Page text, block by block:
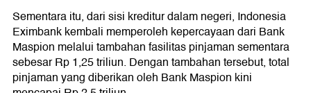
Sementara itu, dari sisi kreditur dalam negeri, Indonesia
Eximbank kembali memperoleh kepercayaan dari Bank
Maspion melalui tambahan fasilitas pinjaman sementara
sebesar Rp 1,25 triliun. Dengan tambahan tersebut, total
pinjaman yang diberikan oleh Bank Maspion kini